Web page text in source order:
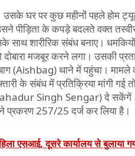
उसके घर पर कुछ महीनों पहले होम
पीड़िता के कपड़े बदलते वक्त
साथ शारीरिक संबंध बनाए।
मजबूर करने लगा। उसकी
(Aishbag) थाने में पहुंचा।
के संबंध में प्रतिक्रिया मांगी गई
Bahadur Singh Sengar) दे
प्रकरण 257/25 दर्ज कर लिया है।
एसआई, दूसरे कार्यालय से बुलाया